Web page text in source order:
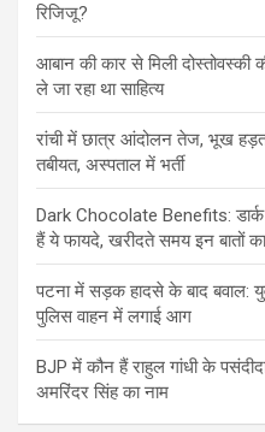
रिजिजू?
आबान की कार से मिली
ले जा रहा था साहित्य
रांची में छात्र आंदोलन तेज, भूख
तबीयत, अस्पताल में भर्ती
Dark Chocolate Benefits:
हैं ये फायदे, खरीदते समय इन बातों
पटना में सड़क हादसे के बाद बवाल:
पुलिस वाहन में लगाई आग
BJP में कौन हैं राहुल गांधी के
अमरिंदर सिंह का नाम